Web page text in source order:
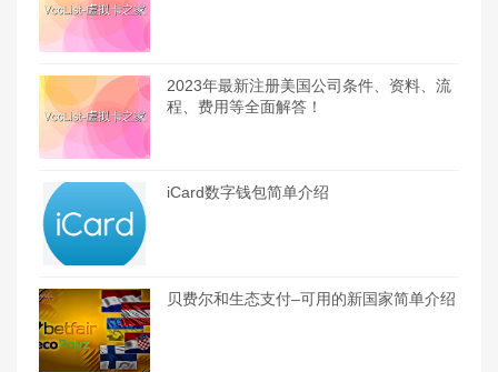
2023年最新注册美国公司条件、资料、流
程、费用等全面解答！
iCard数字钱包简单介绍
贝费尔和生态支付–可用的新国家简单介绍